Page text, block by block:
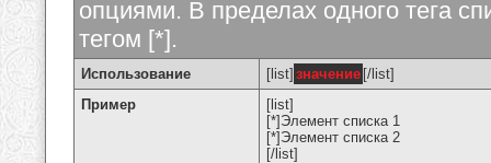
опциями. В пределах одного тега
тегом [*].
Использование [list] значение [/list]
Пример
[list]
[*]Элемент списка 1
[*]Элемент списка 2
[/list]